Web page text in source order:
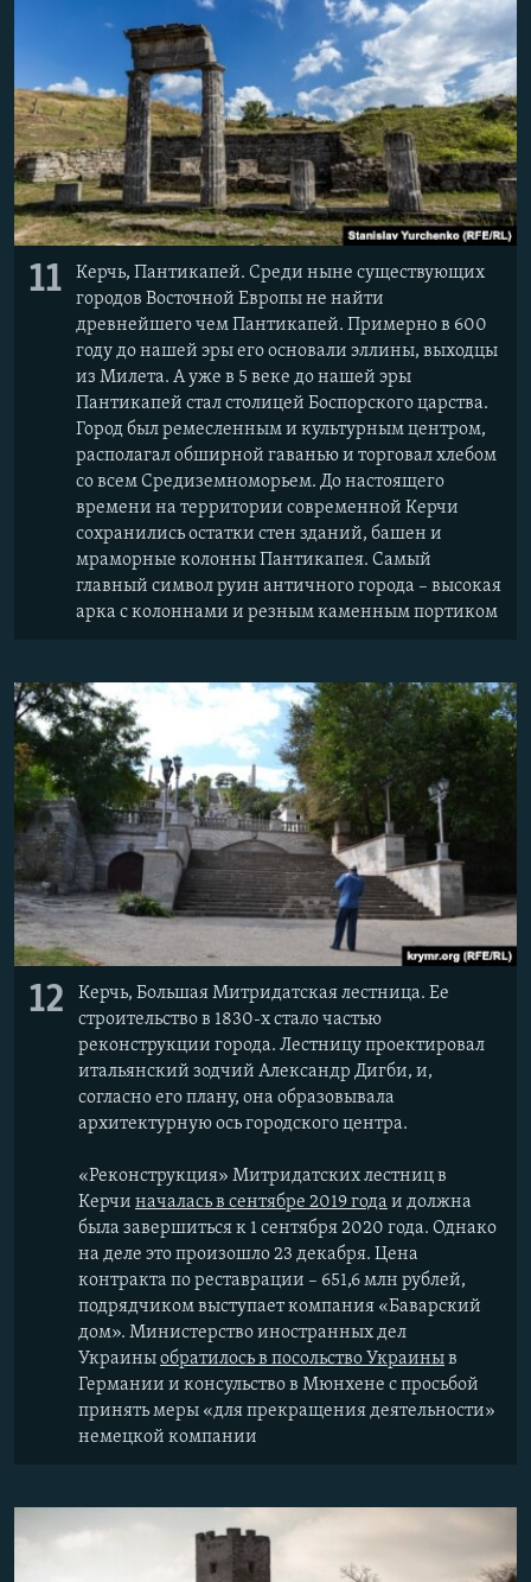
11
Керчь, Пантикапей. Среди ныне существующих
городов Восточной Европы не найти
древнейшего чем Пантикапей. Примерно в 600
году до нашей эры его основали эллины, выходцы
из Милета. А уже в 5 веке до нашей эры
Пантикапей стал столицей Боспорского царства.
Город был ремесленным и культурным центром,
располагал обширной гаванью и торговал хлебом
со всем Средиземноморьем. До настоящего
времени на территории современной Керчи
сохранились остатки стен зданий, башен и
мраморные колонны Пантикапея. Самый
главный символ руин античного города – высокая
арка с колоннами и резным каменным портиком
12
Керчь, Большая Митридатская лестница. Ее
строительство в 1830-х стало частью
реконструкции города. Лестницу проектировал
итальянский зодчий Александр Дигби, и,
согласно его плану, она образовывала
архитектурную ось городского центра.
«Реконструкция» Митридатских лестниц в
Керчи началась в сентябре 2019 года и должна
была завершиться к 1 сентября 2020 года. Однако
на деле это произошло 23 декабря. Цена
контракта по реставрации – 651,6 млн рублей,
подрядчиком выступает компания «Баварский
дом». Министерство иностранных дел
Украиныобратилось в посольство Украиныв
Германии и консульство в Мюнхене с просьбой
принять меры «для прекращения деятельности»
немецкой компании